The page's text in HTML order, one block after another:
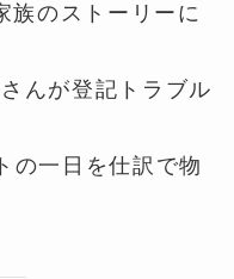
族のストーリーに
んが登記トラブル
の一日を仕訳で物